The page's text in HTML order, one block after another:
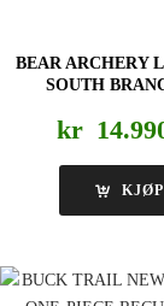
BEAR ARCHERY
SOUTH
kr
KJØP